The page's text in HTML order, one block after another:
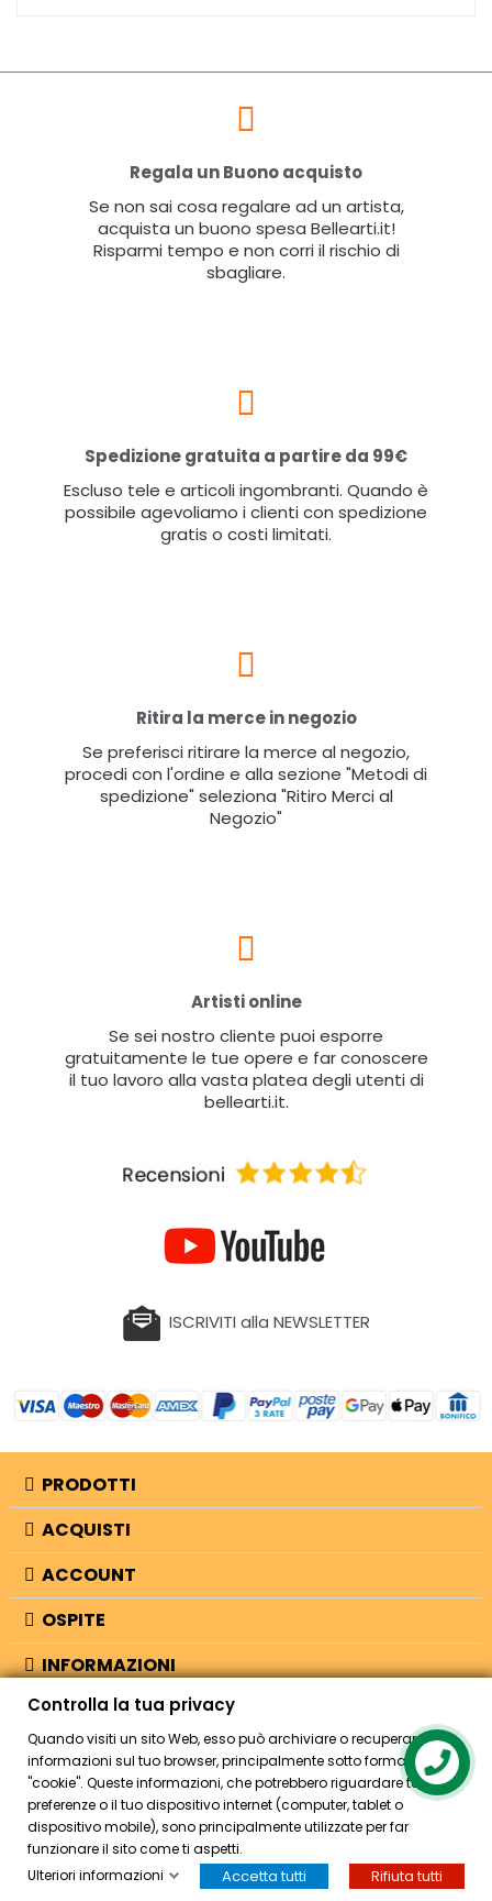
Regala un Buono acquisto
Se non sai cosa regalare ad un artista,
acquista un buono spesa Bellearti.it!
Risparmi tempo e non corri il rischio di
sbagliare.
Spedizione gratuita a partire da 99€
Escluso tele e articoli ingombranti. Quando è
possibile agevoliamo i clienti con spedizione
gratis o costi limitati.
Ritira la merce in negozio
Se preferisci ritirare la merce al negozio,
procedi con l'ordine e alla sezione "Metodi di
spedizione" seleziona "Ritiro Merci al
Negozio"
Artisti online
Se sei nostro cliente puoi esporre
gratuitamente le tue opere e far conoscere
il tuo lavoro alla vasta platea degli utenti di
bellearti.it.
ISCRIVITI alla NEWSLETTER
PRODOTTI
ACQUISTI
ACCOUNT
OSPITE
INFORMAZIONI
NEGOZIO
© 2026 - Bellearti.it -credits
HOME ACCOUNT CASSA CERCA
Controlla la tua privacy
Quando visiti un sito Web, esso può archiviare o recuperare
informazioni sul tuo browser, principalmente sotto forma di
"cookie". Queste informazioni, che potrebbero riguardare te, le tue
preferenze o il tuo dispositivo internet (computer, tablet o
dispositivo mobile), sono principalmente utilizzate per far
funzionare il sito come ti aspetti.
Ulteriori informazioni
Accetta tutti Rifiuta tutti
Contact us